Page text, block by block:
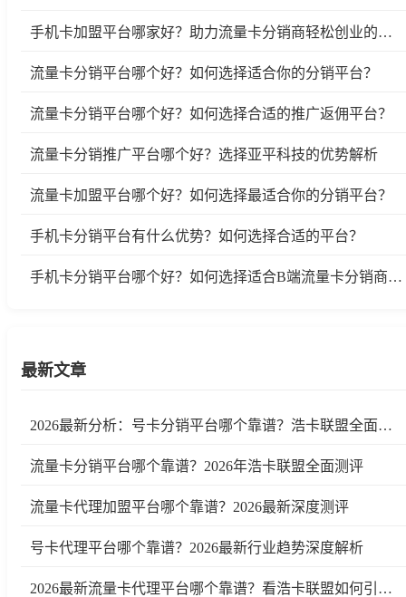
手机卡加盟平台哪家好？助力流量卡分销商轻松创业的选择
流量卡分销平台哪个好？如何选择适合你的分销平台？
流量卡分销平台哪个好？如何选择合适的推广返佣平台？
流量卡分销推广平台哪个好？选择亚平科技的优势解析
流量卡加盟平台哪个好？如何选择最适合你的分销平台？
手机卡分销平台有什么优势？如何选择合适的平台？
手机卡分销平台哪个好？如何选择适合B端流量卡分销商的平台？
最新文章
2026最新分析：号卡分销平台哪个靠谱？浩卡联盟全面测评
流量卡分销平台哪个靠谱？2026年浩卡联盟全面测评
流量卡代理加盟平台哪个靠谱？2026最新深度测评
号卡代理平台哪个靠谱？2026最新行业趋势深度解析
2026最新流量卡代理平台哪个靠谱？看浩卡联盟如何引领行业变革